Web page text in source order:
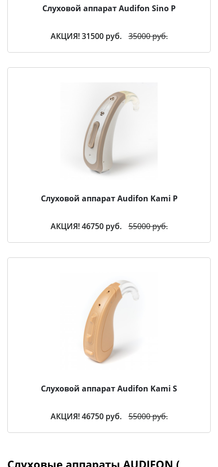
Слуховой аппарат Audifon Sino P
АКЦИЯ! 31500 руб. 35000 руб.
Слуховой аппарат Audifon Kami P
АКЦИЯ! 46750 руб. 55000 руб.
Слуховой аппарат Audifon Kami S
АКЦИЯ! 46750 руб. 55000 руб.
Слуховые аппараты AUDIFON (